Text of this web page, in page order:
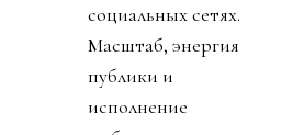
социальных сетях.
Масштаб, энергия
публики и
исполнение